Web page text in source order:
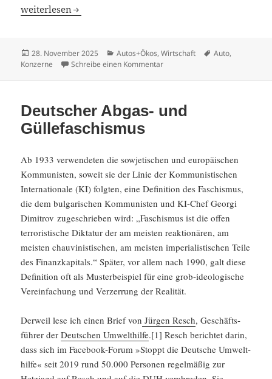
Der deutsche Autohandel im Nieder­gang?
weiter­lesen
Veröffentlicht
am
28. November 2025 Kategorien
Autos+Ökos,Wirtschaft Schlagwörter
Auto,
Konzerne
Schreibe einen Kommentarzu Der deutsche Autohandel im
Deutscher Abgas- und
Güllefaschismus
Ab 1933 verwen­deten die sowje­ti­schen und europäi­schen
Kommu­nisten, soweit sie der Linie der Kommu­nis­ti­schen
Inter­na­tio­nale (KI) folgten, eine Defini­tion des Faschismus,
die dem bulga­ri­schen Kommu­nisten und KI-Chef Georgi
Dimitrov zugeschrieben wird: „Faschismus ist die offen
terro­ris­ti­sche Diktatur der am meisten reaktio­nären, am
meisten chauvi­nis­ti­schen, am meisten imperia­lis­ti­schen Teile
des Finanz­ka­pi­tals.“ Später, vor allem nach 1990, galt diese
Defini­tion oft als Muster­bei­spiel für eine grob-ideolo­gi­sche
Verein­fa­chung und Verzer­rung der Realität.
Derweil lese ich einen Brief von Jürgen Resch, Geschäfts­
führer derDeutschen Umwelt­hilfe.[1] Resch berichtet darin,
dass sich im Facebook-Forum »Stoppt die Deutsche Umwelt­
hilfe« seit 2019 rund 50.000 Personen regel­mäßig zur